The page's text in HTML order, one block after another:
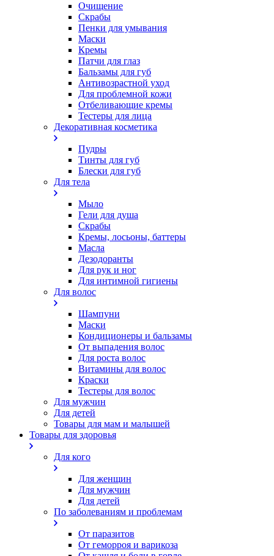
Очищение
Скрабы
Пенки для умывания
Маски
Кремы
Патчи для глаз
Бальзамы для губ
Антивозрастной уход
Для проблемной кожи
Oтбеливающие кремы
Тестеры для лица
Декоративная косметика
Пудры
Тинты для губ
Блески для губ
Для тела
Мыло
Гели для душа
Скрабы
Кремы, лосьоны, баттеры
Масла
Дезодоранты
Для рук и ног
Для интимной гигиены
Для волос
Шампуни
Маски
Кондиционеры и бальзамы
От выпадения волос
Для роста волос
Витамины для волос
Краски
Тестеры для волос
Для мужчин
Для детей
Товары для мам и малышей
Товары для здоровья
Для кого
Для женщин
Для мужчин
Для детей
По заболеваниям и проблемам
От паразитов
Oт геморроя и варикоза